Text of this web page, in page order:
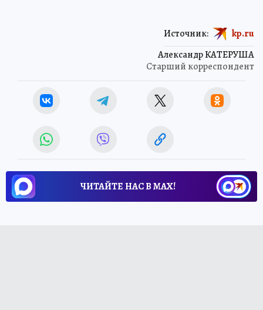
Александр КАТЕРУША
Старший корреспондент
Источник: kp.ru
ЧИТАЙТЕ НАС В МАХ!